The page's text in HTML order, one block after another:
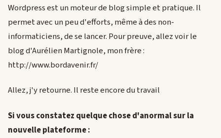
Wordpress est un moteur de blog simple et pratique. Il
permet avec un peu d'efforts, même à des non-
informaticiens, de se lancer. Pour preuve, allez voir le
blog d'Aurélien Martignole, mon frère :
http://www.bordavenir.fr/
Allez, j'y retourne. Il reste encore du travail
Si vous constatez quelque chose d'anormal sur la
nouvelle plateforme :